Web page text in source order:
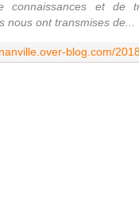
connaissances et de
nous ont transmises de...